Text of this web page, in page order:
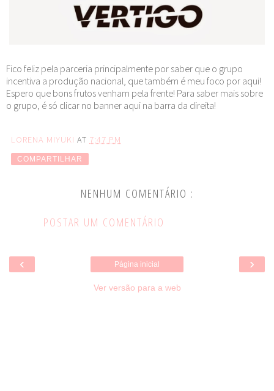
Fico feliz pela parceria principalmente por saber que o grupo
incentiva a produção nacional, que também é meu foco por aqui!
Espero que bons frutos venham pela frente! Para saber mais sobre
o grupo, é só clicar no banner aqui na barra da direita!
LORENA MIYUKI AT 7:47 PM
COMPARTILHAR
NENHUM COMENTÁRIO :
POSTAR UM COMENTÁRIO
‹ ›
Página inicial
Ver versão para a web